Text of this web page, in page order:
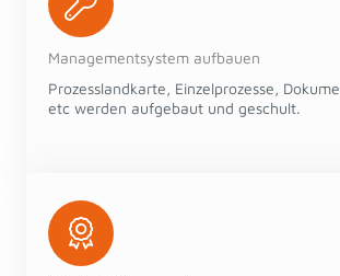
Managementsystem aufbauen
Prozesslandkarte, Einzelprozesse,
etc werden aufgebaut und geschult.